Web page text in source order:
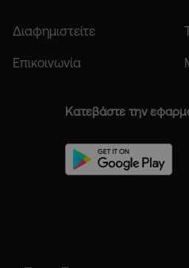
Διαφημιστείτε
Επικοινωνία
Κατεβάστε την